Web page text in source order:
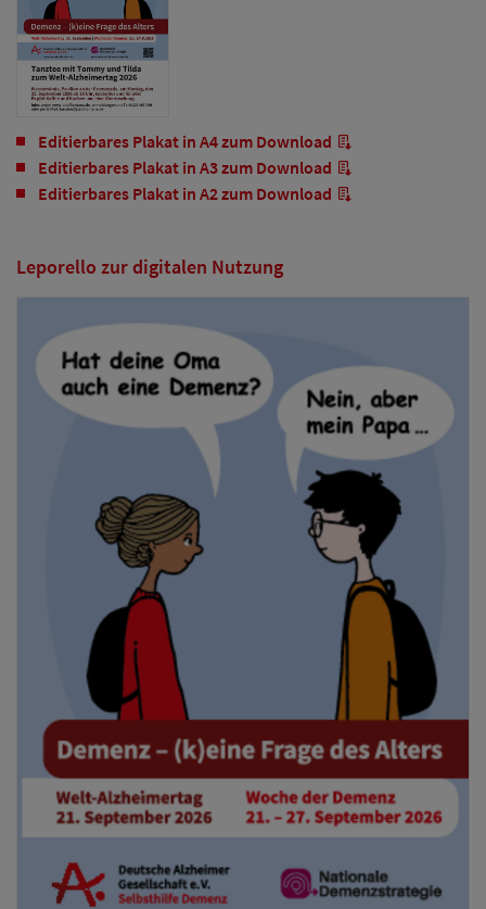
Editierbares Plakat in A4 zum Download
Editierbares Plakat in A3 zum Download
Editierbares Plakat in A2 zum Download
Leporello zur digitalen Nutzung